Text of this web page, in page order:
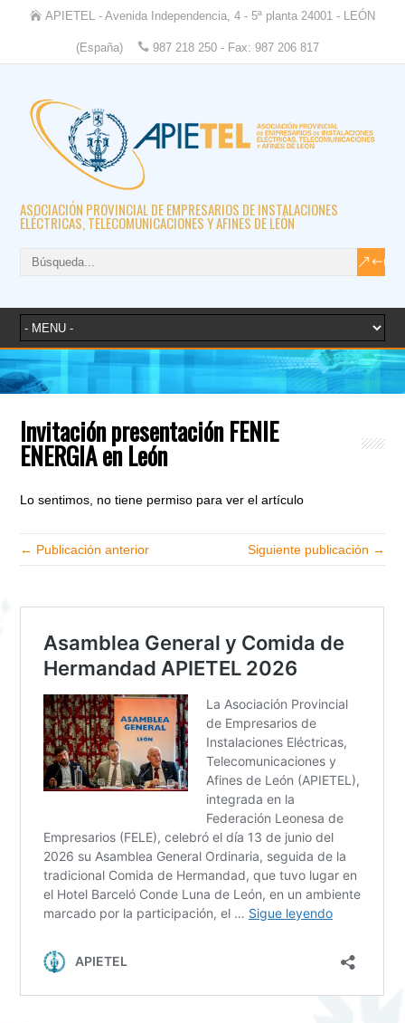
APIETEL - Avenida Independencia, 4 - 5ª planta 24001 - LEÓN
(España) 987 218 250 - Fax: 987 206 817
ASOCIACIÓN PROVINCIAL DE EMPRESARIOS DE INSTALACIONES
ELÉCTRICAS, TELECOMUNICACIONES Y AFINES DE LEÓN
Invitación presentación FENIE
ENERGIA en León
Lo sentimos, no tiene permiso para ver el artículo
← Publicación anterior Siguiente publicación →